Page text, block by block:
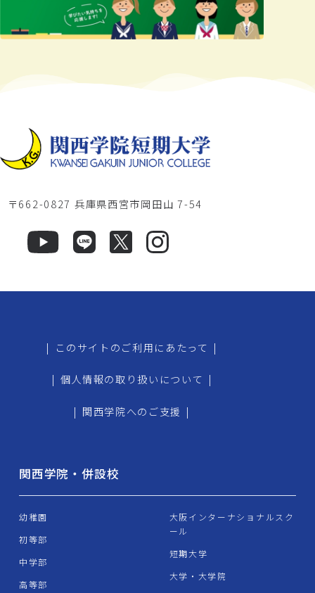
〒662-0827 兵庫県西宮市岡田山 7-54
| このサイトのご利用にあたって |
| 個人情報の取り扱いについて |
| 関西学院へのご支援 |
関西学院・併設校
幼稚園
初等部
中学部
高等部
大阪インターナショナルスク
ール
短期大学
大学・大学院